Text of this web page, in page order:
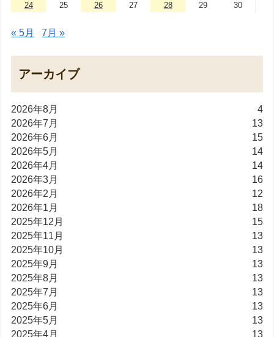
24
25 26 27 28 29 30
« 5月 7月 »
アーカイブ
2026年8月
4
2026年7月
13
2026年6月
15
2026年5月
14
2026年4月
14
2026年3月
16
2026年2月
12
2026年1月
18
2025年12月
15
2025年11月
13
2025年10月
13
2025年9月
13
2025年8月
13
2025年7月
13
2025年6月
13
2025年5月
13
2025年4月
13